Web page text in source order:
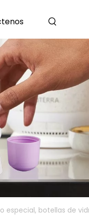
especial, botellas de